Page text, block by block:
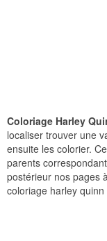
Coloriage Harley
localiser trouver une
ensuite les colorier.
parents
postérieur nos pages
coloriage harley